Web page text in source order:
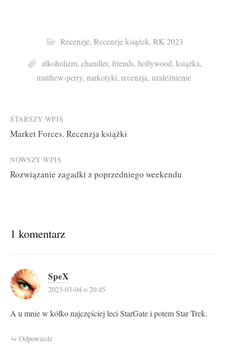
Recenzje, Recenzje książek, RK 2023
alkoholizm, chandler, friends, hollywood, książka,
matthew-perry, narkotyki, recenzja, uzależnienie
Post
navigation
STARSZY WPIS
Market Forces. Recenzja książki
NOWSZY WPIS
Rozwiązanie zagadki z poprzedniego weekendu
1 komentarz
SpeX
2023-03-04 o 20:45
A u mnie w kółko najczęściej leci StarGate i potem Star Trek.
Odpowiedz